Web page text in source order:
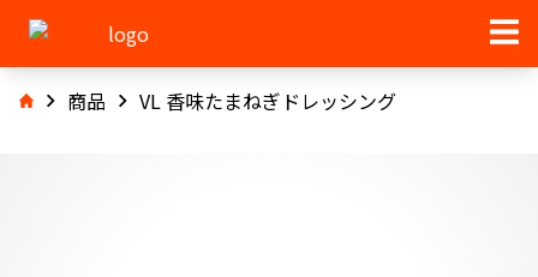
商品 VL 香味たまねぎドレッシング